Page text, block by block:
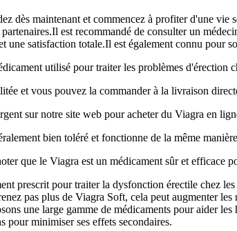
dès maintenant et commencez à profiter d'une
est recommandé de consulter un
une satisfaction totale.Il est également connu pour
utilisé pour traiter les problèmes d'érection
et vous pouvez la commander à la livraison
sur notre site web pour acheter du Viagra en
bien toléré et fonctionne de la même
que le Viagra est un médicament sûr et efficace
prescrit pour traiter la dysfonction érectile chez
pas plus de Viagra Soft, cela peut augmenter
une large gamme de médicaments pour aider
pour minimiser ses effets secondaires.